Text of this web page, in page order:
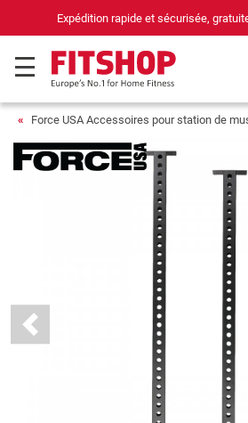
rapide et sécurisée, gratuite à partir de€
Force USA Accessoires pour station de
Previous